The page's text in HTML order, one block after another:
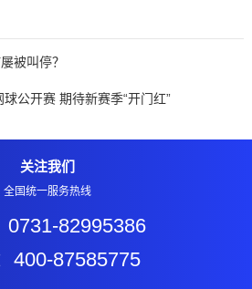
被叫停？
公开赛 期待新赛季“开门红”
关注我们
全国统一服务热线
0731-82995386
400-87585775